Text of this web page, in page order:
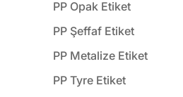
PP Opak Etiket
PP Şeffaf Etiket
PP Metalize Etiket
PP Tyre Etiket